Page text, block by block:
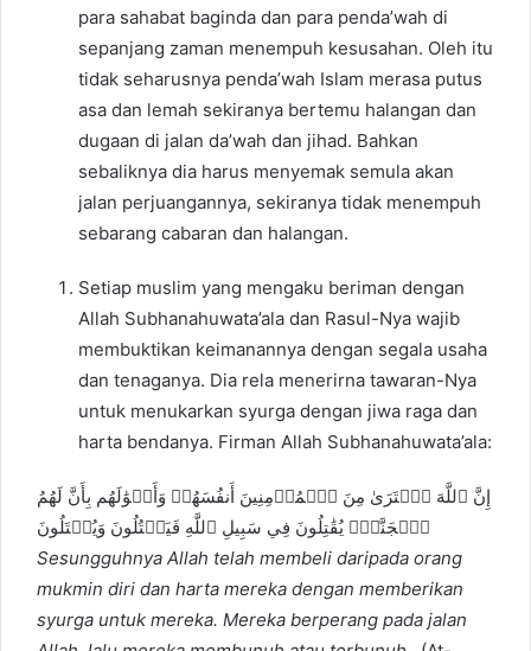
para sahabat baginda dan para penda’wah di
sepanjang zaman menempuh kesusahan. Oleh itu
tidak seharusnya penda’wah Islam merasa putus
asa dan lemah sekiranya bertemu halangan dan
dugaan di jalan da’wah dan jihad. Bahkan
sebaliknya dia harus menyemak semula akan
jalan perjuangannya, sekiranya tidak menempuh
sebarang cabaran dan halangan.
Setiap muslim yang mengaku beriman dengan
Allah Subhanahuwata’ala dan Rasul-Nya wajib
membuktikan keimanannya dengan segala usaha
dan tenaganya. Dia rela menerirna tawaran-Nya
untuk menukarkan syurga dengan jiwa raga dan
harta bendanya. Firman Allah Subhanahuwata’ala:
إِنَّ ٱللَّهَ ٱشۡتَرَىٰ مِنَ ٱلۡمُؤۡمِنِينَ أَنفُسَهُمۡ وَأَمۡوَٰلَهُم بِأَنَّ لَهُمُ
ٱلۡجَنَّةَۚ يُقَٰتِلُونَ فِي سَبِيلِ ٱللَّهِ فَيَقۡتُلُونَ وَيُقۡتَلُونَ
Sesungguhnya Allah telah membeli daripada orang
mukmin diri dan harta mereka dengan memberikan
syurga untuk mereka. Mereka berperang pada jalan